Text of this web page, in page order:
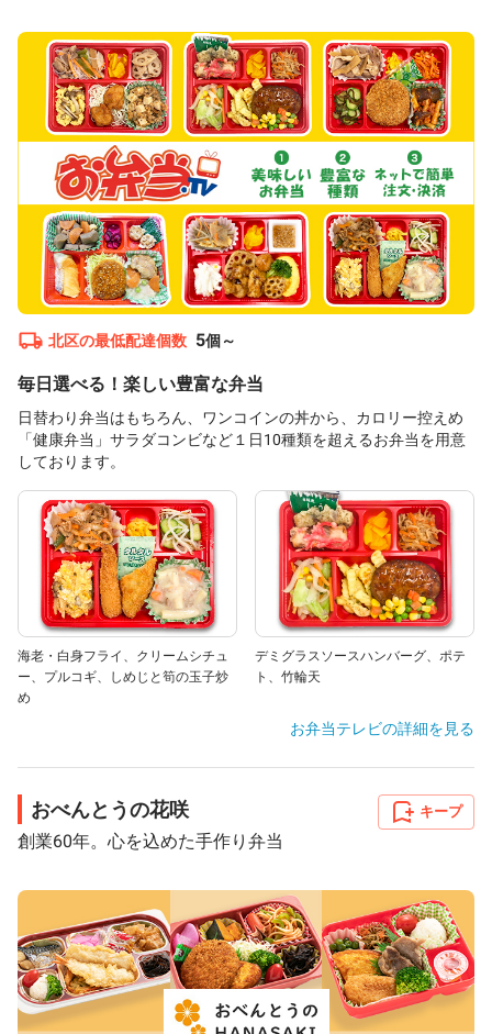
北区の最低配達個数 5個～
毎日選べる！楽しい豊富な弁当
日替わり弁当はもちろん、ワンコインの丼から、カロリー控えめ
「健康弁当」サラダコンビなど１日10種類を超えるお弁当を用意
しております。
海老・白身フライ、クリームシチュ
ー、プルコギ、しめじと筍の玉子炒
め
デミグラスソースハンバーグ、ポテ
ト、竹輪天
お弁当テレビの詳細を見る
おべんとうの花咲
創業60年。心を込めた手作り弁当
キープ